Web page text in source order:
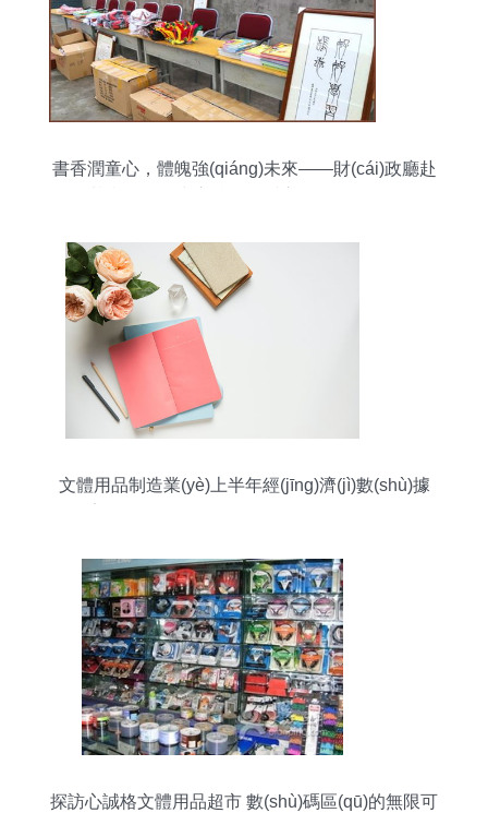
書香潤童心，體魄強(qiáng)未來——財(cái)政廳赴
文體用品制造業(yè)上半年經(jīng)濟(jì)數(shù)據
探訪心誠格文體用品超市 數(shù)碼區(qū)的無限可